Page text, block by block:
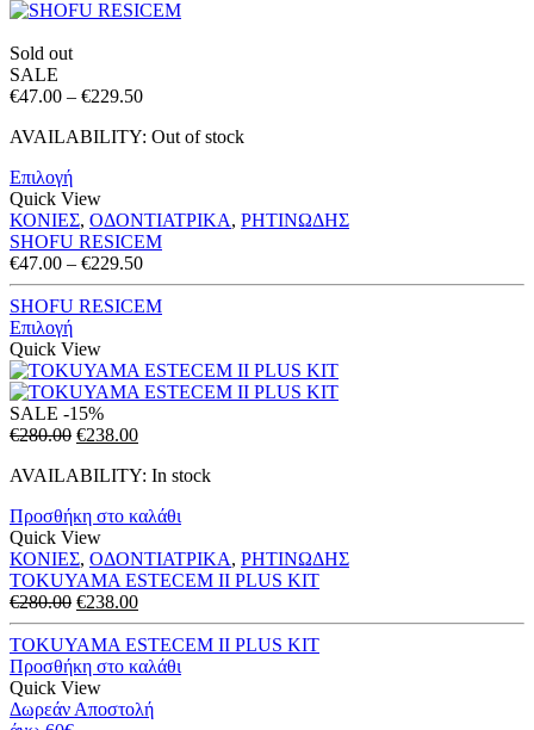
Sold out
SALE
€47.00 – €229.50Price
€47.00
AVAILABILITY: Out of stock
Επιλογή
Quick View
ΚΟΝΙΕΣ, ΟΔΟΝΤΙΑΤΡΙΚΑ, ΡΗΤΙΝΩΔΗΣ
SHOFU RESICEM
€47.00 – €229.50Price
range:
€47.00
SHOFU RESICEM
Επιλογή
Quick View
SALE -15%
€280.00 Original
was:
€238.00Η
τιμή
€238.00.
AVAILABILITY: In stock
Προσθήκη στο καλάθι
Quick View
ΚΟΝΙΕΣ, ΟΔΟΝΤΙΑΤΡΙΚΑ, ΡΗΤΙΝΩΔΗΣ
TOKUYAMA ESTECEM II PLUS KIT
€280.00 Original
price
was:
€280.00.
€238.00Η
τρέχουσα
τιμή
είναι:
TOKUYAMA ESTECEM II PLUS KIT
Προσθήκη στο καλάθι
Quick View
Δωρεάν Αποστολή